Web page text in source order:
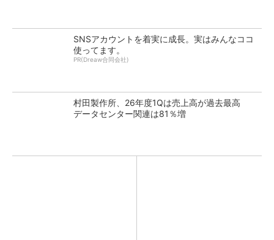
SNSアカウントを着実に成長。実はみんなココ
使ってます。
PR(Dreaw合同会社)
村田製作所、26年度1Qは売上高が過去最高
データセンター関連は81％増